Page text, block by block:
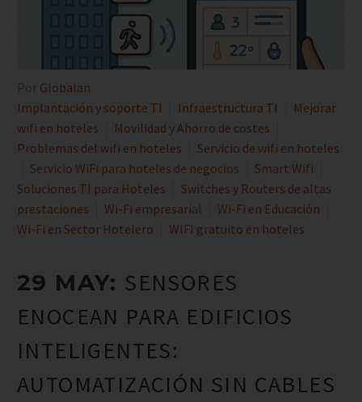
Globalan
Implantación y soporte TI
Infraestructura TI
Mejorar
wifi en hoteles
Movilidad y Ahorro de costes
Problemas del wifi en hoteles
Servicio de wifi en hoteles
Servicio WiFi para hoteles de negocios
Smart Wifi
Soluciones TI para Hoteles
Switches y Routers de altas
prestaciones
Wi-Fi empresarial
Wi-Fi en Educación
Wi-Fi en Sector Hotelero
WIFI gratuito en hoteles
29 MAY: SENSORES
ENOCEAN PARA EDIFICIOS
INTELIGENTES:
AUTOMATIZACIÓN SIN CABLES